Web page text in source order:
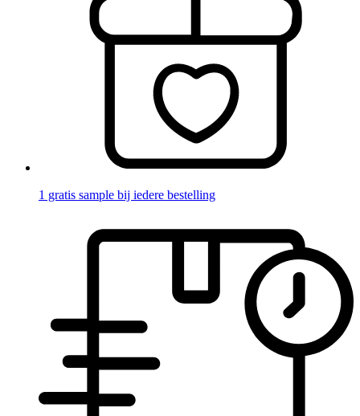
1 gratis sample bij iedere bestelling